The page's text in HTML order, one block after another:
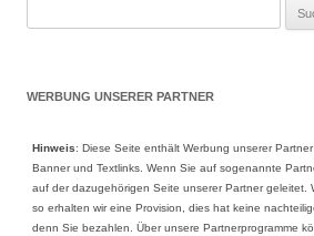
WERBUNG UNSERER PARTNER
Hinweis: Diese Seite enthält Werbung unserer
Banner und Textlinks. Wenn Sie auf sogenannte
auf der dazugehörigen Seite unserer Partner geleitet.
so erhalten wir eine Provision, dies hat keine
denn Sie bezahlen. Über unsere Partnerprogramme